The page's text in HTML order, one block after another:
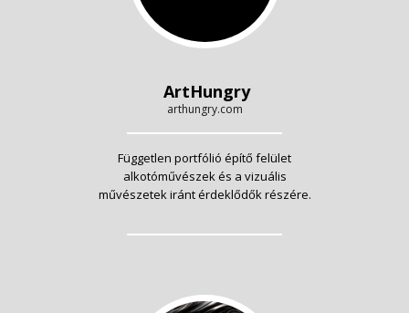
ArtHungry
arthungry.com
Független portfólió építő felület
alkotóművészek és a vizuális
művészetek iránt érdeklődők részére.